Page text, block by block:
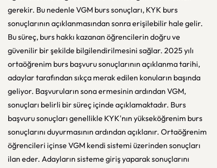
gerekir. Bu nedenle VGM burs sonuçları, KYK burs
sonuçlarının açıklanmasından sonra erişilebilir hale gelir.
Bu süreç, burs hakkı kazanan öğrencilerin doğru ve
güvenilir bir şekilde bilgilendirilmesini sağlar. 2025 yılı
ortaöğrenim burs başvuru sonuçlarının açıklanma tarihi,
adaylar tarafından sıkça merak edilen konuların başında
geliyor. Başvuruların sona ermesinin ardından VGM,
sonuçları belirli bir süreç içinde açıklamaktadır. Burs
başvuru sonuçları genellikle KYK'nın yükseköğrenim burs
sonuçlarını duyurmasının ardından açıklanır. Ortaöğrenim
öğrencileri içinse VGM kendi sistemi üzerinden sonuçları
ilan eder. Adayların sisteme giriş yaparak sonuçlarını